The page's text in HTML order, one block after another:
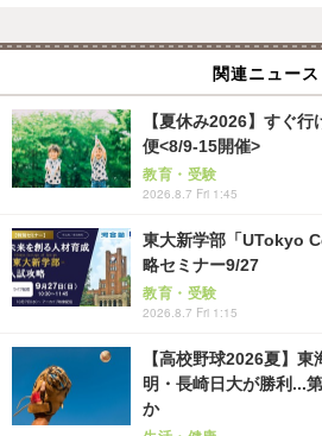
関連ニュース
【夏休み2026】すぐ
便<8/9-15開催>
教育・受験
2026.8.7 Fri 1:45
東大新学部「UTokyo
略セミナー9/27
教育・受験
2026.8.7 Fri 1:15
【高校野球2026夏】
明・長崎日大が勝利...
か